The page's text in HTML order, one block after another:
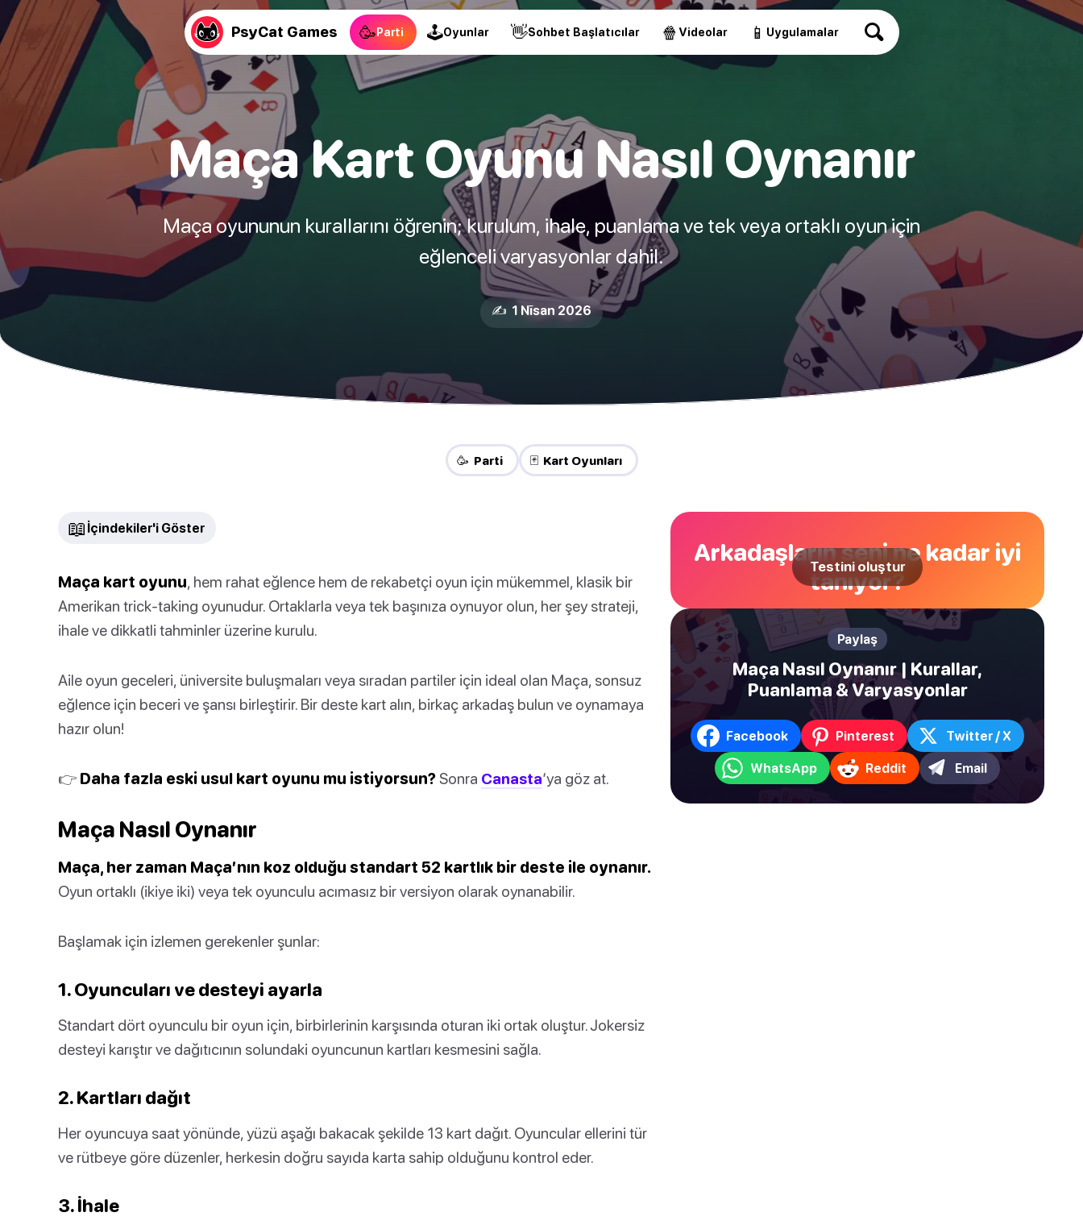
PsyCat Games 🥳Parti 🕹Oyunlar 👋Sohbet Başlatıcılar 🍿 Videolar 📱 Uygulamalar
Maça Kart Oyunu Nasıl Oynanır
Maça oyununun kurallarını öğrenin; kurulum, ihale, puanlama ve tek veya ortaklı oyun için
eğlenceli varyasyonlar dahil.
✍️ 1 Nīsan 2026
🥳 Parti 🃏 Kart Oyunları
📖 İçindekiler'i Göster
Maça kart oyunu, hem rahat eğlence hem de rekabetçi oyun için mükemmel, klasik bir
Amerikan trick-taking oyunudur. Ortaklarla veya tek başınıza oynuyor olun, her şey strateji,
ihale ve dikkatli tahminler üzerine kurulu.
Aile oyun geceleri, üniversite buluşmaları veya sıradan partiler için ideal olan Maça, sonsuz
eğlence için beceri ve şansı birleştirir. Bir deste kart alın, birkaç arkadaş bulun ve oynamaya
hazır olun!
👉 Daha fazla eski usul kart oyunu mu istiyorsun? Sonra Canasta‘ya göz at.
Maça Nasıl Oynanır
Maça, her zaman Maça’nın koz olduğu standart 52 kartlık bir deste ile oynanır.
Oyun ortaklı (ikiye iki) veya tek oyunculu acımasız bir versiyon olarak oynanabilir.
Başlamak için izlemen gerekenler şunlar:
1. Oyuncuları ve desteyi ayarla
Standart dört oyunculu bir oyun için, birbirlerinin karşısında oturan iki ortak oluştur. Jokersiz
desteyi karıştır ve dağıtıcının solundaki oyuncunun kartları kesmesini sağla.
2. Kartları dağıt
Her oyuncuya saat yönünde, yüzü aşağı bakacak şekilde 13 kart dağıt. Oyuncular ellerini tür
ve rütbeye göre düzenler, herkesin doğru sayıda karta sahip olduğunu kontrol eder.
3. İhale
Arkadaşların seni ne kadar iyi
tanıyor?
Testini oluştur
Paylaş
Maça Nasıl Oynanır | Kurallar,
Puanlama & Varyasyonlar
Facebook Pinterest Twitter / X
WhatsApp Reddit Email